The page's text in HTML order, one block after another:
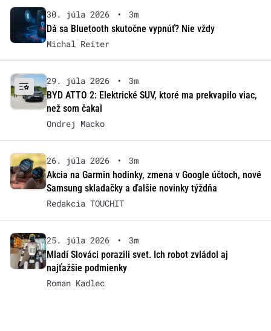
30. júla 2026 •
3m
Dá sa Bluetooth skutočne vypnúť? Nie vždy
Michal Reiter
29. júla 2026 •
3m
BYD ATTO 2: Elektrické SUV, ktoré ma prekvapilo viac,
než som čakal
Ondrej Macko
26. júla 2026 •
3m
Akcia na Garmin hodinky, zmena v Google účtoch, nové
Samsung skladačky a ďalšie novinky týždňa
Redakcia TOUCHIT
25. júla 2026 •
3m
Mladí Slováci porazili svet. Ich robot zvládol aj
najťažšie podmienky
Roman Kadlec